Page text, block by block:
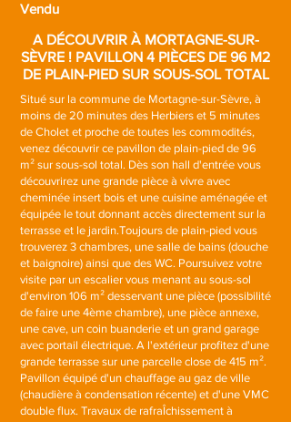
Vendu
A DÉCOUVRIR À MORTAGNE-SUR-
SÈVRE ! PAVILLON 4 PIÈCES DE 96 M2
DE PLAIN-PIED SUR SOUS-SOL TOTAL
Situé sur la commune de Mortagne-sur-Sèvre, à
moins de 20 minutes des Herbiers et 5 minutes
de Cholet et proche de toutes les commodités,
venez découvrir ce pavillon de plain-pied de 96
m² sur sous-sol total. Dès son hall d'entrée vous
découvrirez une grande pièce à vivre avec
cheminée insert bois et une cuisine aménagée et
équipée le tout donnant accès directement sur la
terrasse et le jardin.Toujours de plain-pied vous
trouverez 3 chambres, une salle de bains (douche
et baignoire) ainsi que des WC. Poursuivez votre
visite par un escalier vous menant au sous-sol
d'environ 106 m² desservant une pièce (possibilité
de faire une 4ème chambre), une pièce annexe,
une cave, un coin buanderie et un grand garage
avec portail électrique. A l'extérieur profitez d'une
grande terrasse sur une parcelle close de 415 m².
Pavillon équipé d'un chauffage au gaz de ville
(chaudière à condensation récente) et d'une VMC
double flux. Travaux de rafraÎchissement à